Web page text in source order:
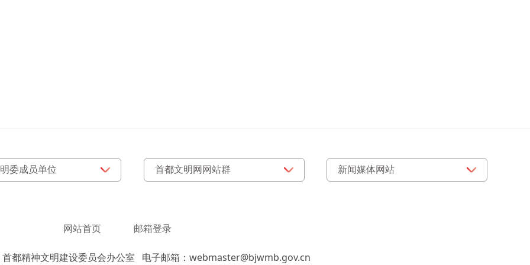
网站首页 邮箱登录
都精神文明建设委员会办公室 电子邮箱：webmaster@bjwmb.gov.cn